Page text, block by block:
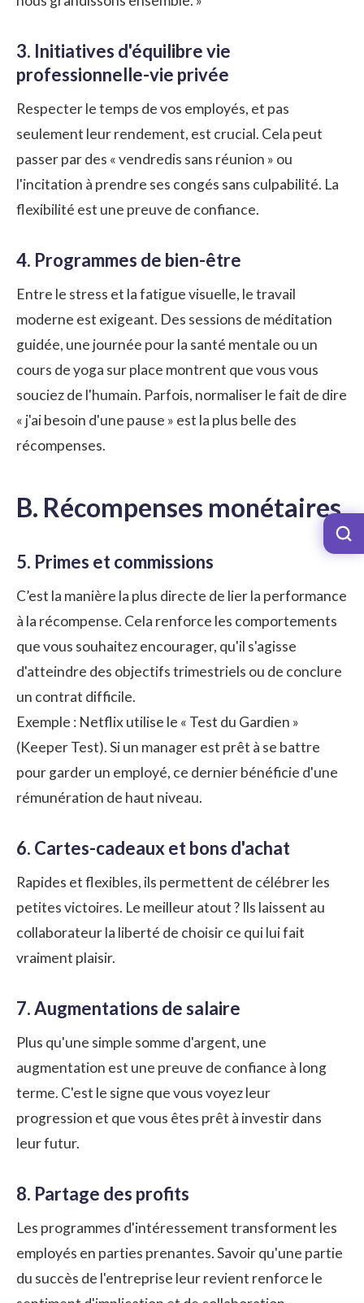
3. Initiatives d'équilibre vie
professionnelle-vie privée
Respecter le temps de vos employés, et pas
seulement leur rendement, est crucial. Cela peut
passer par des « vendredis sans réunion » ou
l'incitation à prendre ses congés sans culpabilité. La
flexibilité est une preuve de confiance.
4. Programmes de bien-être
Entre le stress et la fatigue visuelle, le travail
moderne est exigeant. Des sessions de méditation
guidée, une journée pour la santé mentale ou un
cours de yoga sur place montrent que vous vous
souciez de l'humain. Parfois, normaliser le fait de dire
« j'ai besoin d'une pause » est la plus belle des
récompenses.
B. Récompenses monétaires
5. Primes et commissions
C’est la manière la plus directe de lier la performance
à la récompense. Cela renforce les comportements
que vous souhaitez encourager, qu'il s'agisse
d'atteindre des objectifs trimestriels ou de conclure
un contrat difficile.
Exemple : Netflix utilise le « Test du Gardien »
(Keeper Test). Si un manager est prêt à se battre
pour garder un employé, ce dernier bénéficie d'une
rémunération de haut niveau.
6. Cartes-cadeaux et bons d'achat
Rapides et flexibles, ils permettent de célébrer les
petites victoires. Le meilleur atout ? Ils laissent au
collaborateur la liberté de choisir ce qui lui fait
vraiment plaisir.
7. Augmentations de salaire
Plus qu'une simple somme d'argent, une
augmentation est une preuve de confiance à long
terme. C'est le signe que vous voyez leur
progression et que vous êtes prêt à investir dans
leur futur.
8. Partage des profits
Les programmes d'intéressement transforment les
employés en parties prenantes. Savoir qu'une partie
du succès de l'entreprise leur revient renforce le